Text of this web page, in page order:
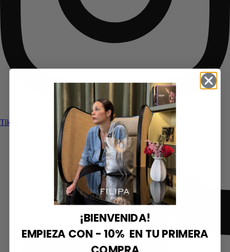
Tiktok
¡BIENVENIDA!
EMPIEZA CON - 10% EN TU PRIMERA